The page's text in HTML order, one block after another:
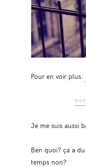
Pour en voir plus:
♥♥♥
Je me suis aussi
Ben quoi? ça a
temps non?